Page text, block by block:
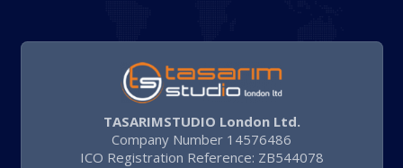
TASARIMSTUDIO London Ltd.
Company Number 14576486
ICO Registration Reference: ZB544078